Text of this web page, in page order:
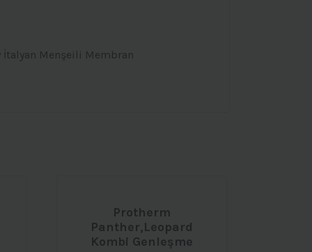
İtalyan Menşeili Membran
Protherm
Panther,Leopard
Kombi Genleşme